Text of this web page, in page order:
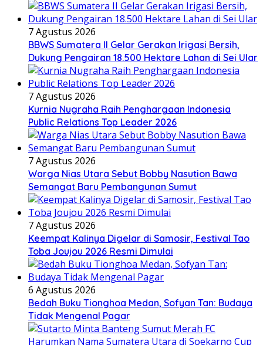
7 Agustus 2026
BBWS Sumatera II Gelar Gerakan Irigasi Bersih,
Dukung Pengairan 18.500 Hektare Lahan di Sei Ular
7 Agustus 2026
Kurnia Nugraha Raih Penghargaan Indonesia
Public Relations Top Leader 2026
7 Agustus 2026
Warga Nias Utara Sebut Bobby Nasution Bawa
Semangat Baru Pembangunan Sumut
7 Agustus 2026
Keempat Kalinya Digelar di Samosir, Festival Tao
Toba Joujou 2026 Resmi Dimulai
6 Agustus 2026
Bedah Buku Tionghoa Medan, Sofyan Tan: Budaya
Tidak Mengenal Pagar